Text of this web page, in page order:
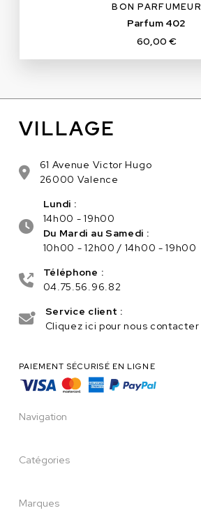
BON PARFUMEUR
Parfum 402
60,00 €
VILLAGE
61 Avenue Victor Hugo
26000 Valence
Lundi :
14h00 - 19h00
Du Mardi au Samedi :
10h00 - 12h00 / 14h00 - 19h00
Téléphone :
04.75.56.96.82
Service client :
Cliquez ici pour nous contacter
PAIEMENT SÉCURISÉ EN LIGNE
Navigation
Catégories
Marques